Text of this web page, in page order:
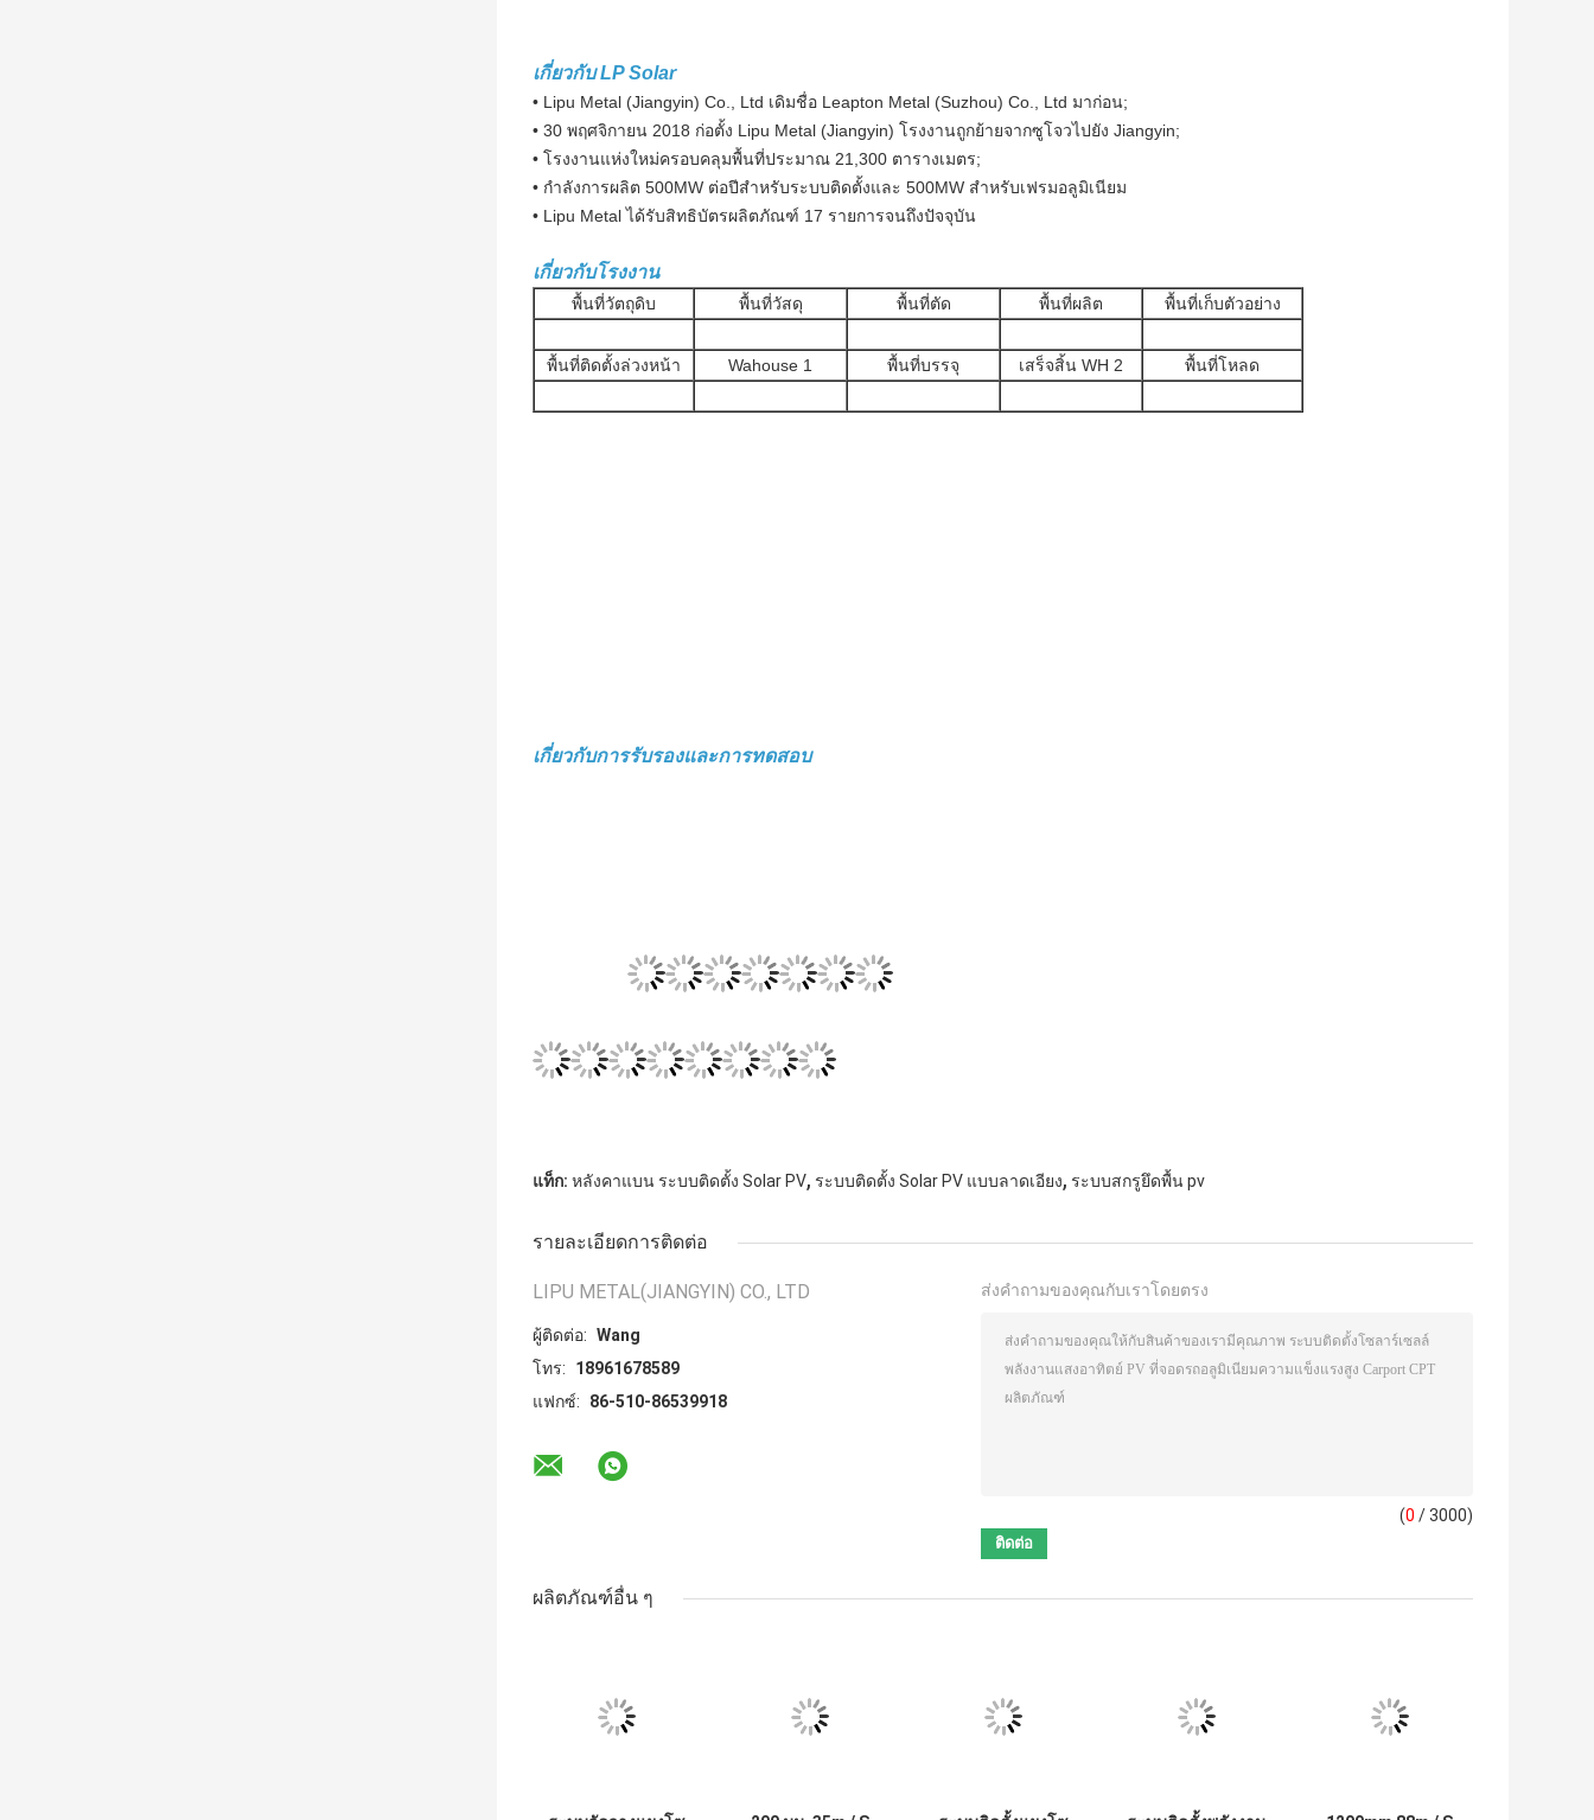
เกี่ยวกับ LP Solar
• Lipu Metal (Jiangyin) Co., Ltd เดิมชื่อ Leapton Metal (Suzhou) Co., Ltd มาก่อน;
• 30 พฤศจิกายน 2018 ก่อตั้ง Lipu Metal (Jiangyin) โรงงานถูกย้ายจากซูโจวไปยัง Jiangyin;
• โรงงานแห่งใหม่ครอบคลุมพื้นที่ประมาณ 21,300 ตารางเมตร;
• กำลังการผลิต 500MW ต่อปีสำหรับระบบติดตั้งและ 500MW สำหรับเฟรมอลูมิเนียม
• Lipu Metal ได้รับสิทธิบัตรผลิตภัณฑ์ 17 รายการจนถึงปัจจุบัน
เกี่ยวกับโรงงาน
พื้นที่วัตถุดิบ พื้นที่วัสดุ พื้นที่ตัด พื้นที่ผลิต พื้นที่เก็บตัวอย่าง
พื้นที่ติดตั้งล่วงหน้า Wahouse 1 พื้นที่บรรจุ เสร็จสิ้น WH 2 พื้นที่โหลด
เกี่ยวกับการรับรองและการทดสอบ
แท็ก: หลังคาแบน ระบบติดตั้ง Solar PV, ระบบติดตั้ง Solar PV แบบลาดเอียง, ระบบสกรูยึดพื้น pv
รายละเอียดการติดต่อ
LIPU METAL(JIANGYIN) CO., LTD
ผู้ติดต่อ: Wang
โทร:
18961678589
แฟกซ์:
86-510-86539918
ส่งคำถามของคุณกับเราโดยตรง
(0 / 3000)
ผลิตภัณฑ์อื่น ๆ